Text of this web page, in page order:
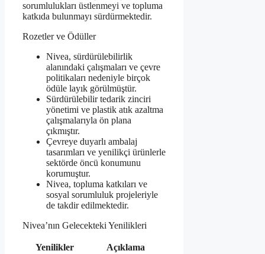
sorumlulukları üstlenmeyi ve topluma
katkıda bulunmayı sürdürmektedir.
Rozetler ve Ödüller
Nivea, sürdürülebilirlik
alanındaki çalışmaları ve çevre
politikaları nedeniyle birçok
ödüle layık görülmüştür.
Sürdürülebilir tedarik zinciri
yönetimi ve plastik atık azaltma
çalışmalarıyla ön plana
çıkmıştır.
Çevreye duyarlı ambalaj
tasarımları ve yenilikçi ürünlerle
sektörde öncü konumunu
korumuştur.
Nivea, topluma katkıları ve
sosyal sorumluluk projeleriyle
de takdir edilmektedir.
Nivea’nın Gelecekteki Yenilikleri
Yenilikler Açıklama